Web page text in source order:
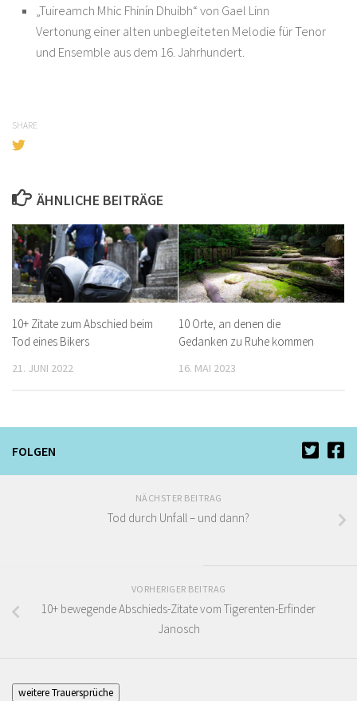
„Tuireamch Mhic Fhinín Dhuibh“ von Gael Linn
Vertonung einer alten unbegleiteten Melodie für Tenor
und Ensemble aus dem 16. Jahrhundert.
SHARE
ÄHNLICHE BEITRÄGE
10+ Zitate zum Abschied beim
Tod eines Bikers
21. JUNI 2022
10 Orte, an denen die
Gedanken zu Ruhe kommen
16. MAI 2023
FOLGEN
NÄCHSTER BEITRAG
Tod durch Unfall – und dann?
VORHERIGER BEITRAG
10+ bewegende Abschieds-Zitate vom Tigerenten-Erfinder
Janosch
weitere Trauersprüche